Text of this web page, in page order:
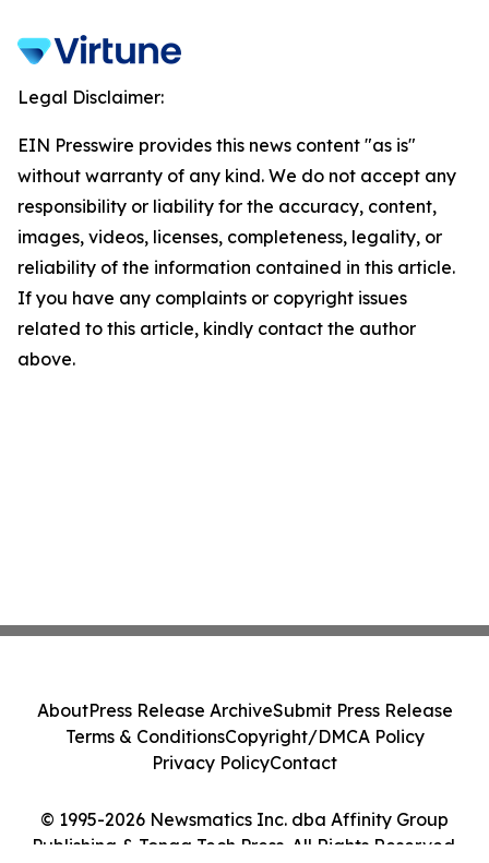
Legal Disclaimer:
EIN Presswire provides this news content "as is"
without warranty of any kind. We do not accept any
responsibility or liability for the accuracy, content,
images, videos, licenses, completeness, legality, or
reliability of the information contained in this article.
If you have any complaints or copyright issues
related to this article, kindly contact the author
above.
© 1995-2026 Newsmatics Inc. dba Affinity Group
Publishing & Tonga Tech Press. All Rights Reserved.
AboutPress Release ArchiveSubmit Press Release
Terms & ConditionsCopyright/DMCA Policy
Privacy PolicyContact